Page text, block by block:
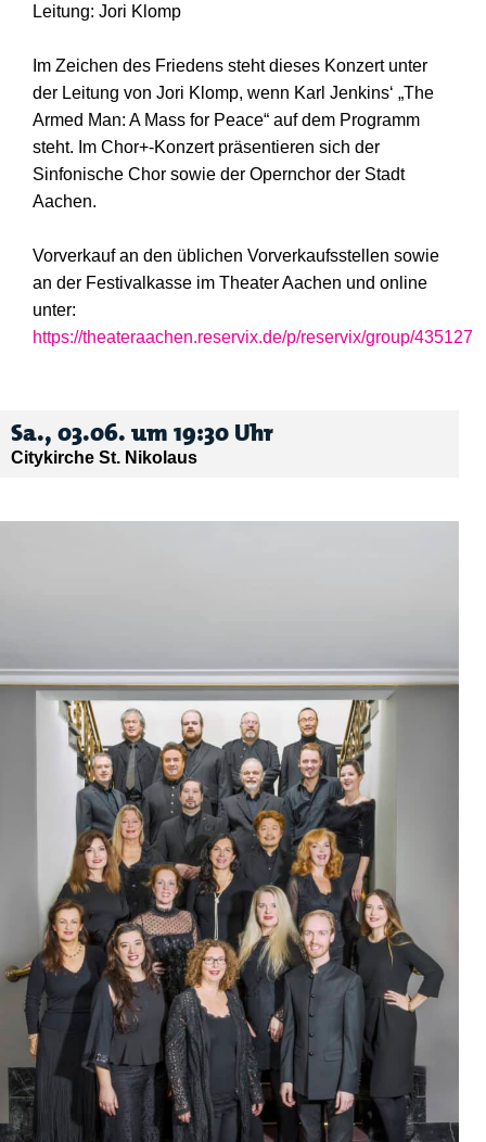
Leitung: Jori Klomp
Im Zeichen des Friedens steht dieses Konzert unter
der Leitung von Jori Klomp, wenn Karl Jenkins‘ „The
Armed Man: A Mass for Peace“ auf dem Programm
steht. Im Chor+-Konzert präsentieren sich der
Sinfonische Chor sowie der Opernchor der Stadt
Aachen.
Vorverkauf an den üblichen Vorverkaufsstellen sowie
an der Festivalkasse im Theater Aachen und online
unter:
https://theateraachen.reservix.de/p/reservix/group/435127
Sa., 03.06. um 19:30 Uhr
Citykirche St. Nikolaus